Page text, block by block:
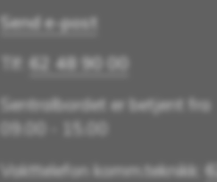
Send e-post
Tlf: 62 48 90 00
Sentralbordet er betjent fra
09.00 - 15.00
Vakttelefon komm.teknikk: 62